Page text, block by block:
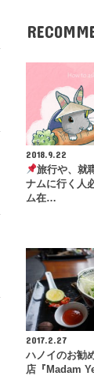
2018.9.22
旅行や、就
ナムに行く人
ム在…
2017.2.27
ハノイのお勧
店『Madam